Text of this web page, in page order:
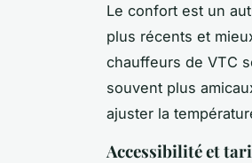
Le confort est un
plus récents et
chauffeurs de VTC
souvent plus
ajuster la
Accessibilité et